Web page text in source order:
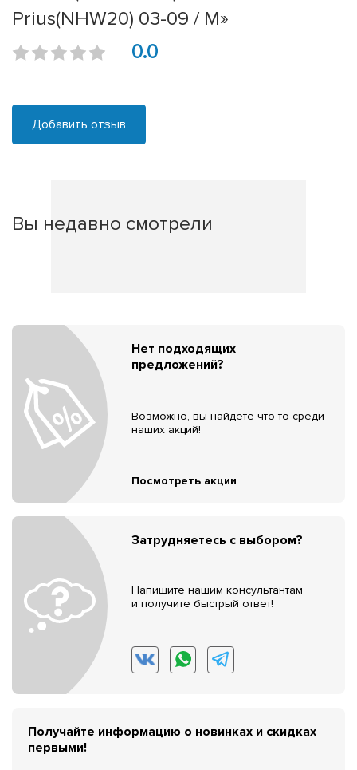
Prius(NHW20) 03-09 / M»
0.0
Добавить отзыв
Вы недавно смотрели
Нет подходящих
предложений?
Возможно, вы найдёте что-то среди
наших акций!
Посмотреть акции
Затрудняетесь с выбором?
Напишите нашим консультантам
и получите быстрый ответ!
Получайте информацию о новинках и скидках
первыми!